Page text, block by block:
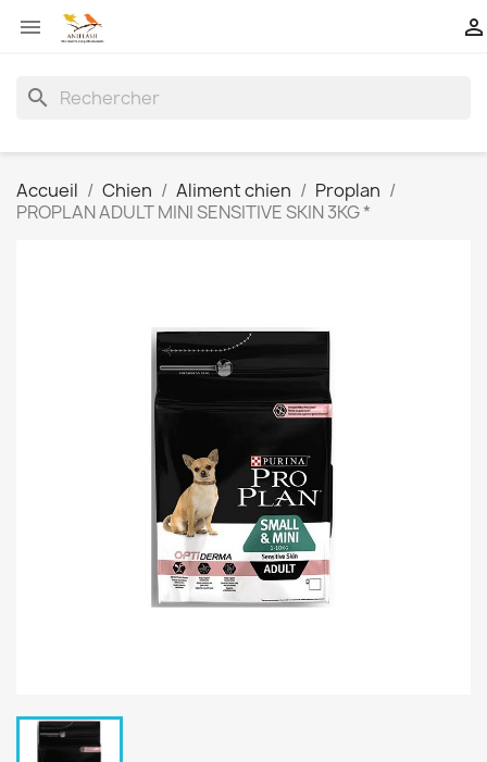
 
search
Accueil Chien Aliment chien
Proplan
PROPLAN ADULT MINI SENSITIVE SKIN 3KG *